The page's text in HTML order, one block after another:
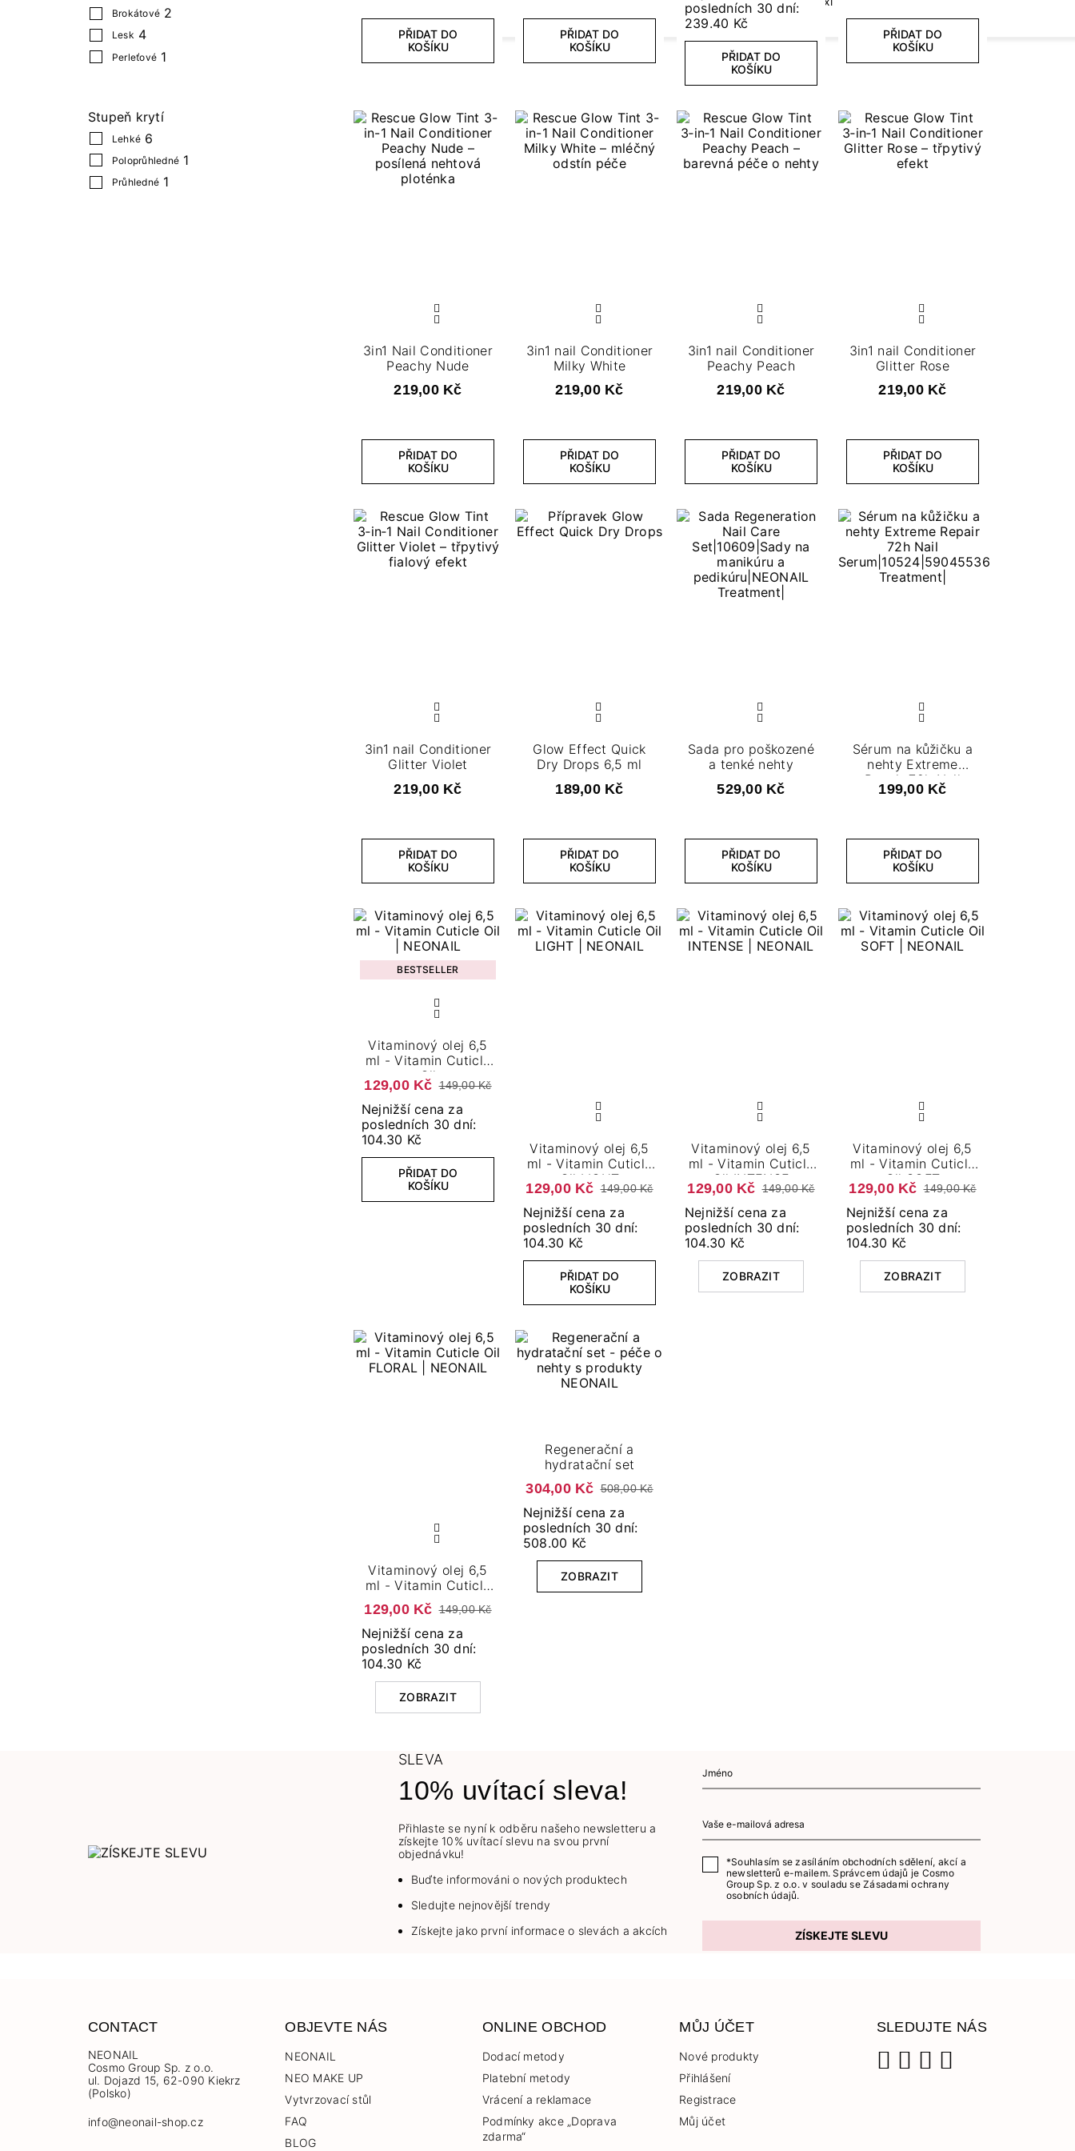
Brokátové 2
Lesk 4
Perleťové 1
Stupeň krytí
Lehké 6
Poloprůhledné 1
Průhledné 1
PŘIDAT DO
KOŠÍKU
PŘIDAT DO
KOŠÍKU
posledních 30 dní:
239.40 Kč
PŘIDAT DO
KOŠÍKU
PŘIDAT DO
KOŠÍKU
3in1 Nail Conditioner
Peachy Nude
219,00 Kč
PŘIDAT DO
KOŠÍKU
3in1 nail Conditioner​
Milky White
219,00 Kč
PŘIDAT DO
KOŠÍKU
3in1 nail Conditioner
Peachy Peach
219,00 Kč
PŘIDAT DO
KOŠÍKU
3in1 nail Conditioner​
Glitter Rose
219,00 Kč
PŘIDAT DO
KOŠÍKU
3in1 nail Conditioner
Glitter Violet
219,00 Kč
PŘIDAT DO
KOŠÍKU
Glow Effect Quick
Dry Drops 6,5 ml
189,00 Kč
PŘIDAT DO
KOŠÍKU
Sada pro poškozené
a tenké nehty
529,00 Kč
PŘIDAT DO
KOŠÍKU
Sérum na kůžičku a
nehty Extreme
Repair 72h Nail
Serum 3,8 ML
199,00 Kč
PŘIDAT DO
KOŠÍKU
BESTSELLER
Vitaminový olej 6,5
ml - Vitamin Cuticle
Oil
129,00 Kč 149,00 Kč
Nejnižší cena za
posledních 30 dní:
104.30 Kč
PŘIDAT DO
KOŠÍKU
Vitaminový olej 6,5
ml - Vitamin Cuticle
Oil LIGHT
129,00 Kč 149,00 Kč
Nejnižší cena za
posledních 30 dní:
104.30 Kč
PŘIDAT DO
KOŠÍKU
Vitaminový olej 6,5
ml - Vitamin Cuticle
Oil INTENSE
129,00 Kč 149,00 Kč
Nejnižší cena za
posledních 30 dní:
104.30 Kč
ZOBRAZIT
Vitaminový olej 6,5
ml - Vitamin Cuticle
Oil SOFT
129,00 Kč 149,00 Kč
Nejnižší cena za
posledních 30 dní:
104.30 Kč
ZOBRAZIT
Vitaminový olej 6,5
ml - Vitamin Cuticle
Oil FLORAL
129,00 Kč 149,00 Kč
Nejnižší cena za
posledních 30 dní:
104.30 Kč
ZOBRAZIT
Regenerační a
hydratační set
304,00 Kč 508,00 Kč
Nejnižší cena za
posledních 30 dní:
508.00 Kč
ZOBRAZIT
SLEVA
10% uvítací sleva!
Přihlaste se nyní k odběru našeho newsletteru a
získejte 10% uvítací slevu na svou první
objednávku!
Buďte informováni o nových produktech
Sledujte nejnovější trendy
Získejte jako první informace o slevách a akcích
*Souhlasím se zasíláním obchodních sdělení, akcí a
newsletterů e-mailem. Správcem údajů je Cosmo
Group Sp. z o.o. v souladu seZásadami ochrany
osobních údajů.
ZÍSKEJTE SLEVU
CONTACT
NEONAIL
Cosmo Group Sp. z o.o.
ul. Dojazd 15, 62-090 Kiekrz
(Polsko)
info@neonail-shop.cz
OBJEVTE NÁS
NEONAIL
NEO MAKE UP
Vytvrzovací stůl
FAQ
BLOG
ONLINE OBCHOD
Dodací metody
Platební metody
Vrácení a reklamace
Podmínky akce „Doprava
zdarma“
MŮJ ÚČET
Nové produkty
Přihlášení
Registrace
Můj účet
SLEDUJTE NÁS